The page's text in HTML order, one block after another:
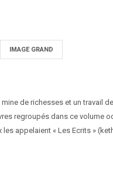
IMAGE GRAND
de richesses et un travail
regroupés dans ce volume
appelaient « Les Ecrits »